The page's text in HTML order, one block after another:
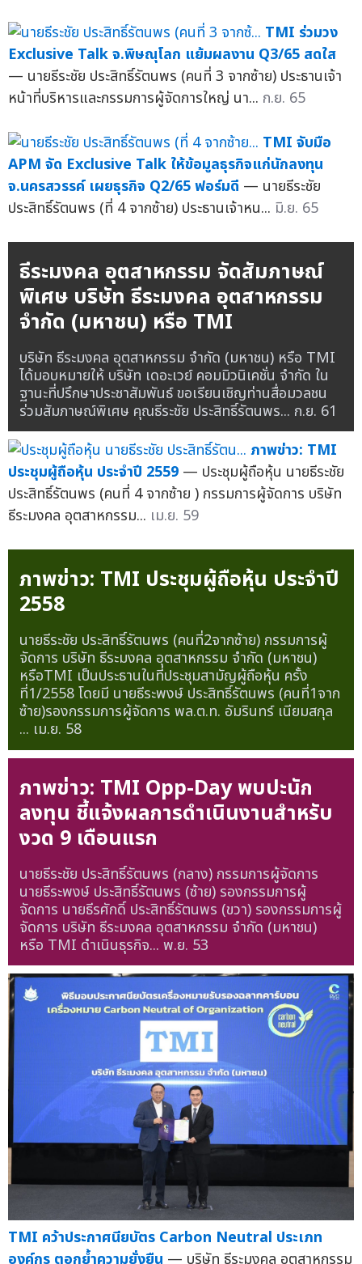
TMI ร่วมวง
Exclusive Talk จ.พิษณุโลก แย้มผลงาน Q3/65 สดใส
— นายธีระชัย ประสิทธิ์รัตนพร (คนที่ 3 จากซ้าย) ประธานเจ้า
หน้าที่บริหารและกรรมการผู้จัดการใหญ่ นา... ก.ย. 65
TMI จับมือ
APM จัด Exclusive Talk ให้ข้อมูลธุรกิจแก่นักลงทุน
จ.นครสวรรค์ เผยธุรกิจ Q2/65 ฟอร์มดี — นายธีระชัย
ประสิทธิ์รัตนพร (ที่ 4 จากซ้าย) ประธานเจ้าหน... มิ.ย. 65
ธีระมงคล อุตสาหกรรม จัดสัมภาษณ์
พิเศษ บริษัท ธีระมงคล อุตสาหกรรม
จำกัด (มหาชน) หรือ TMI
บริษัท ธีระมงคล อุตสาหกรรม จำกัด (มหาชน) หรือ TMI
ได้มอบหมายให้ บริษัท เดอะเวย์ คอมมิวนิเคชั่น จำกัด ใน
ฐานะที่ปรึกษาประชาสัมพันธ์ ขอเรียนเชิญท่านสื่อมวลชน
ร่วมสัมภาษณ์พิเศษ คุณธีระชัย ประสิทธิ์รัตนพร... ก.ย. 61
ภาพข่าว: TMI
ประชุมผู้ถือหุ้น ประจำปี 2559 — ประชุมผู้ถือหุ้น นายธีระชัย
ประสิทธิ์รัตนพร (คนที่ 4 จากซ้าย ) กรรมการผู้จัดการ บริษัท
ธีระมงคล อุตสาหกรรม... เม.ย. 59
ภาพข่าว: TMI ประชุมผู้ถือหุ้น ประจำปี
2558
นายธีระชัย ประสิทธิ์รัตนพร (คนที่2จากซ้าย) กรรมการผู้
จัดการ บริษัท ธีระมงคล อุตสาหกรรม จำกัด (มหาชน)
หรือTMI เป็นประธานในที่ประชุมสามัญผู้ถือหุ้น ครั้ง
ที่1/2558 โดยมี นายธีระพงษ์ ประสิทธิ์รัตนพร (คนที่1จาก
ซ้าย)รองกรรมการผู้จัดการ พล.ต.ท. อัมรินทร์ เนียมสกุล
... เม.ย. 58
ภาพข่าว: TMI Opp-Day พบปะนัก
ลงทุน ชี้แจ้งผลการดำเนินงานสำหรับ
งวด 9 เดือนแรก
นายธีระชัย ประสิทธิ์รัตนพร (กลาง) กรรมการผู้จัดการ
นายธีระพงษ์ ประสิทธิ์รัตนพร (ซ้าย) รองกรรมการผู้
จัดการ นายธีรศักดิ์ ประสิทธิ์รัตนพร (ขวา) รองกรรมการผู้
จัดการ บริษัท ธีระมงคล อุตสาหกรรม จำกัด (มหาชน)
หรือ TMI ดำเนินธุรกิจ... พ.ย. 53
TMI คว้าประกาศนียบัตร Carbon Neutral ประเภท